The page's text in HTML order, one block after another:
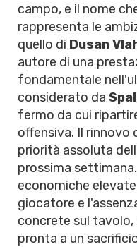
campo, e il nome
rappresenta le
quello di Dusan
autore di una
fondamentale
considerato da
fermo da cui
offensiva. Il rinnovo
priorità assoluta
prossima
economiche
giocatore e
concrete sul tavolo,
pronta a un